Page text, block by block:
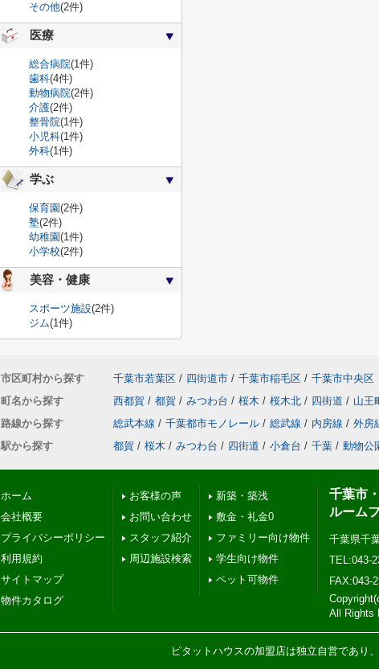
その他(2件)
医療
総合病院(1件)
歯科(4件)
動物病院(2件)
介護(2件)
整骨院(1件)
小児科(1件)
外科(1件)
学ぶ
保育園(2件)
塾(2件)
幼稚園(1件)
小学校(2件)
美容・健康
スポーツ施設(2件)
ジム(1件)
市区町村から探す 千葉市若葉区 / 四街道市 / 千葉市稲毛区 / 千葉市中央区
町名から探す
西都賀 / 都賀 / みつわ台 / 桜木 / 桜木北 / 四街道 / 山王
路線から探す
総武本線 / 千葉都市モノレール / 総武線 / 内房線 / 外房
駅から探す
都賀 / 桜木 / みつわ台 / 四街道 / 小倉台 / 千葉 / 動物公
ホーム
会社概要
プライバシーポリシー
利用規約
サイトマップ
物件カタログ
お客様の声
お問い合わせ
スタッフ紹介
周辺施設検索
新築・築浅
敷金・礼金0
ファミリー向け物件
学生向け物件
ペット可物件
千葉市
ルーム
千葉県千
TEL:043-
FAX:043-
All Rights
ピタットハウスの加盟店は独立自営であり